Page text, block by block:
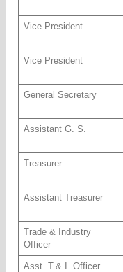
Vice President
Vice President
General Secretary
Assistant G. S.
Treasurer
Assistant Treasurer
Trade & Industry
Officer
Asst. T.& I. Officer